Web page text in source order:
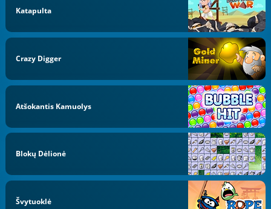
Katapulta
Crazy Digger
Atšokantis Kamuolys
Blokų Dėlionė
Švytuoklė